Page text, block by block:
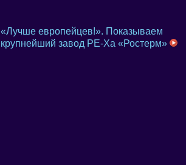
«Лучше европейцев!». Показываем
крупнейший завод PE-Xa «Ростерм»